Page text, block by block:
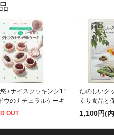
/ ナイスクッキング11
ウのナチュラルケーキ
OUT
たのしいク
くり食品と
1,100円(